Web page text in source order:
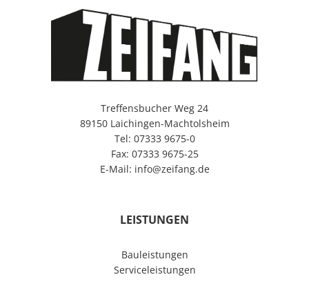
Treffensbucher Weg 24
89150 Laichingen-Machtolsheim
Tel: 07333 9675-0
Fax: 07333 9675-25
E-Mail: info@zeifang.de
LEISTUNGEN
Bauleistungen
Serviceleistungen